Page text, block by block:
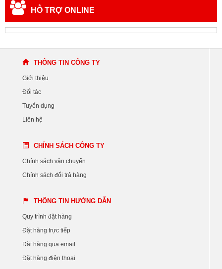
HỖ TRỢ ONLINE
THÔNG TIN CÔNG TY
Giới thiệu
Đối tác
Tuyển dụng
Liên hệ
CHÍNH SÁCH CÔNG TY
Chính sách vận chuyển
Chính sách đổi trả hàng
THÔNG TIN HƯỚNG DẪN
Quy trình đặt hàng
Đặt hàng trực tiếp
Đặt hàng qua email
Đặt hàng điện thoại